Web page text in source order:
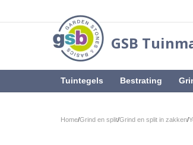
GSB
Tuintegels Bestrating
Home/Grind en split/Grind en split in zakken/